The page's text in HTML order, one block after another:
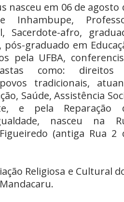
nasceu em 06 de agosto
Inhambupe,
Sacerdote-afro,
pós-graduado em
pela UFBA,
como: direitos
tradicionais,
Saúde, Assistência
e pela Reparação
nasceu na
(antiga Rua 2
Religiosa e Cultural